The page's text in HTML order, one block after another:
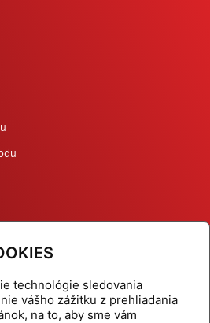
technológie sledovania
vášho zážitku z prehliadania
na to, aby sme vám
ventily